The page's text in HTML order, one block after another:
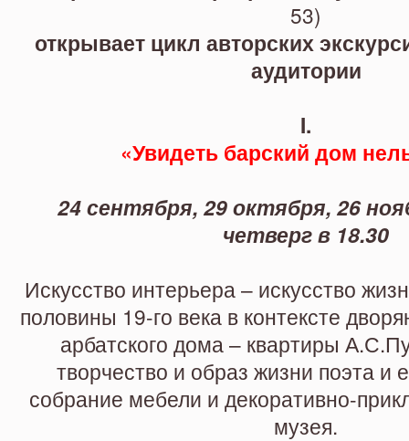
дом нельзя ли?» и «Что за
53)
открывает цикл авторских
аудитории
I.
«Увидеть барский дом
24 сентября, 29 октября, 26
четверг в 18.30
Искусство интерьера – искусство
половины 19-го века в контексте
арбатского дома – квартиры
творчество и образ жизни поэта и
собрание мебели и декоративно-
музея.